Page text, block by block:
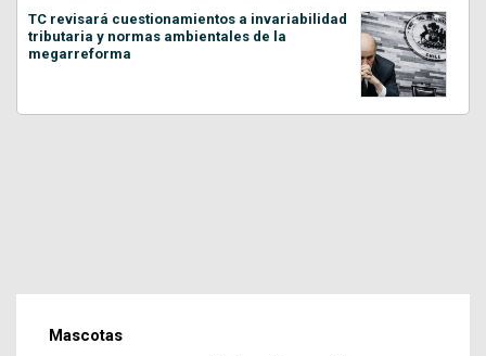
TC revisará cuestionamientos a invariabilidad
tributaria y normas ambientales de la
megarreforma
Mascotas